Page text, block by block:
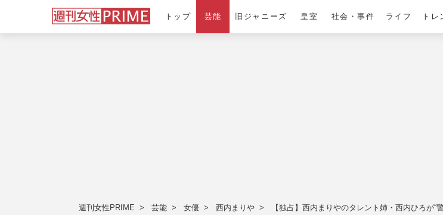
トップ 芸能 旧ジャニーズ 皇室 社会・事件 ライフ トレ
週刊女性PRIME 芸能 女優 西内まりや 【独占】西内まりやのタレント姉・西内ひろが